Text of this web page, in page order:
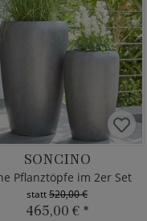
SONCINO
Pflanztöpfe im 2er Set
statt520,00 €
465,00 € *